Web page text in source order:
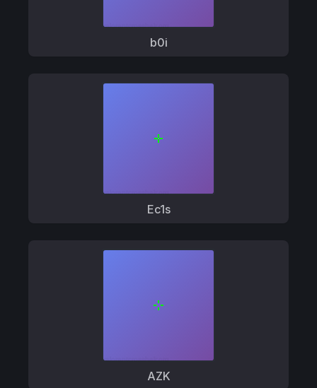
b0i
Ec1s
AZK